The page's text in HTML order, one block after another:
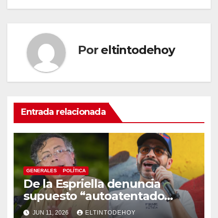
entradas
Por eltintodehoy
Entrada relacionada
GENERALES POLÍTICA
De la Espriella denuncia
supuesto “autoatentado
legislativo” tras decisión de
JUN 11, 2026 ELTINTODEHOY